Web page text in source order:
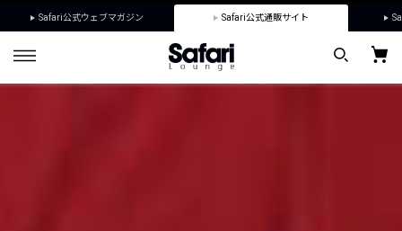
Safari公式ウェブマガジン Safari公式通販サイト